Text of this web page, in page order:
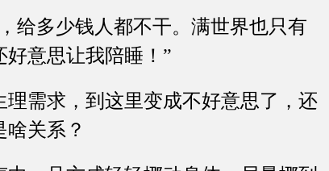
多少钱人都不干。满世界也只有
意思让我陪睡！”
需求，到这里变成不好意思了，还
关系？